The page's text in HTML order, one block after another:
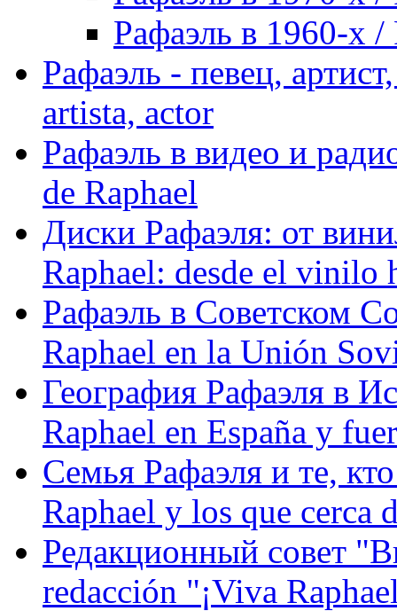
Рафаэль в 1960-х /
Рафаэль - певец,
artista, actor
Рафаэль в видео и
de Raphael
Диски Рафаэля: от
Raphael: desde el vinilo
Рафаэль в Советском
Raphael en la Unión
География Рафаэля в
Raphael en España y
Семья Рафаэля и те,
Raphael y los que cerca
Редакционный совет
redacción "¡Viva